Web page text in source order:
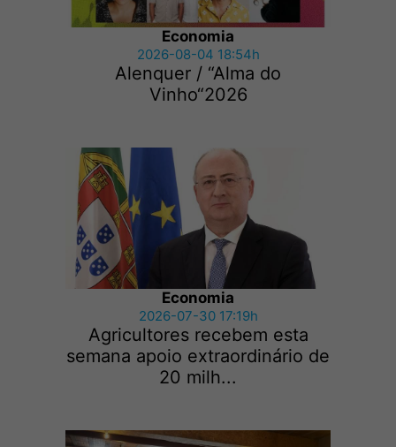
Economia
2026-08-04 18:54h
Alenquer / “Alma do
Vinho“2026
Economia
2026-07-30 17:19h
Agricultores recebem esta
semana apoio extraordinário de
20 milh...